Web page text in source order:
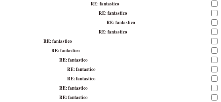
RE: fantastico
RE: fantastico
RE: fantastico
RE: fantastico
RE: fantastico
RE: fantastico
RE: fantastico
RE: fantastico
RE: fantastico
RE: fantastico
RE: fantastico